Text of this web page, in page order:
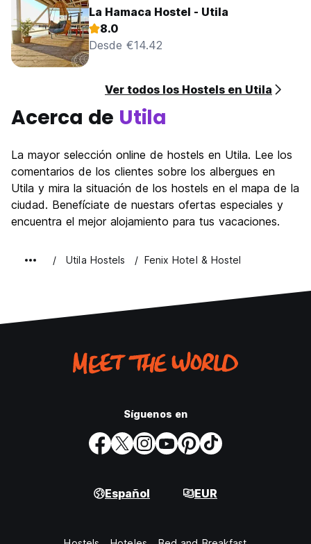
La Hamaca Hostel - Utila
8.0
Desde €14.42
Ver todos los Hostels en Utila
Acerca de Utila
La mayor selección online de hostels en Utila. Lee los
comentarios de los clientes sobre los albergues en
Utila y mira la situación de los hostels en el mapa de la
ciudad. Benefíciate de nuestars ofertas especiales y
encuentra el mejor alojamiento para tus vacaciones.
Utila Hostels Fenix Hotel & Hostel
Síguenos en
Español EUR